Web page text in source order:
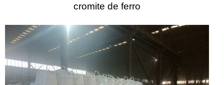
cromite de ferro